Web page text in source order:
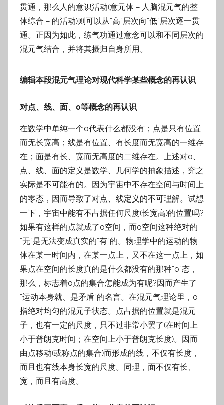
贯通，那么人的意识活动(意元体－人脑混元气的整
体综合－的活动)则可以从“高”层次向“低”层次逐一贯
通。正因为如此，练气功通过意念可以和不同层次的
混元气结合，并将其摄归自身所用。
编辑本段混元气理论对现代科学某些概念的再认识
对点、线、面、0等概念的再认识
在数学中单纯一个0代表什么都没有；点是只有位置
而无长宽高；线是有位置、有长度而无宽高的一维存
在；面是有长、宽而无高度的二维存在。上述对0、
点、线、面的定义是数学、几何学的抽象描述，究之
实际是不可能有的。因为宇宙中不存在空间与时间上
的零态，因而导致了对点、线定义的不可理解。试想
一下，宇宙中能有不占据任何尺度(长宽高)的位置吗?
如果有这样的点就成了0空间，而0空间这种绝对的
“无”是无法变成真实的“有”的。物理学中的运动的物
体在某一时间内，在某一点上，又不在这一点上，如
果点在空间的长度真的是什么都没有的那种“0”态，
那么，标志着0点的集合怎能成为有呢?因而产生了
“运动本身就、是矛盾”的名言。在混元气理论里，0
指绝对均匀的混元子状态。点占据的位置就是混元
子，也有一定的尺度，只不过非常小罢了(在时间上
小于普朗克时间；在空间上小于普朗克长度)。因而
由点移动(或称点的集合)而形成的线，不仅有长度，
而且也有线本身长宽的尺度。同理，面不仅有长、
宽，而且有高度。